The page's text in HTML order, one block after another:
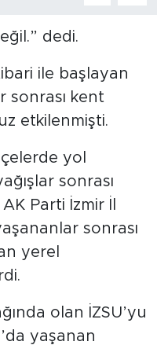
dedi.
ile başlayan
sonrası kent
etkilenmişti.
yol
sonrası
Parti İzmir İl
sonrası
yerel
olan İZSU’yu
yaşanan